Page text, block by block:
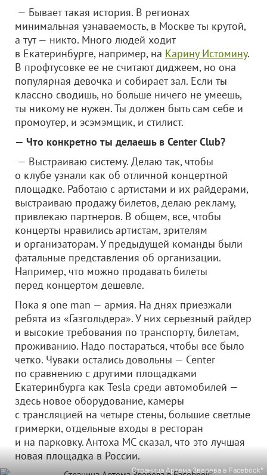
— Бывает такая история. В регионах
минимальная узнаваемость, в Москве ты крутой,
а тут — никто. Много людей ходит
в Екатеринбурге, например, на Карину Истомину.
В профтусовке ее не считают диджеем, но она
популярная девочка и собирает зал. Если ты
классно сводишь, но больше ничего не умеешь,
ты никому не нужен. Ты должен быть сам себе и
промоутер, и эсэмэмщик, и стилист.
— Что конкретно ты делаешь в Center Club?
— Выстраиваю систему. Делаю так, чтобы
о клубе узнали как об отличной концертной
площадке. Работаю с артистами и их райдерами,
выстраиваю продажу билетов, делаю рекламу,
привлекаю партнеров. В общем, все, чтобы
концерты нравились артистам, зрителям
и организаторам. У предыдущей команды были
фатальные представления об организации.
Например, что можно продавать билеты
перед концертом дешевле.
Пока я one man — армия. На днях приезжали
ребята из «Газгольдера». У них серьезный райдер
и высокие требования по транспорту, билетам,
проживанию. Надо постараться, чтобы все было
четко. Чуваки остались довольны — Center
по сравнению с другими площадками
Екатеринбурга как Tesla среди автомобилей —
здесь новое оборудование, камеры
с трансляцией на четыре стены, большие светлые
гримерки, отдельные входы в ресторан
и на парковку. Антоха МС сказал, что это лучшая
новая площадка в России.
Страница Артема Зверева в Facebook*